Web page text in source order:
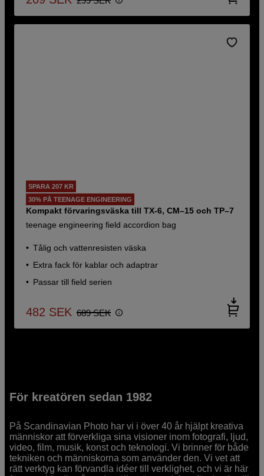
SPARA 207 KR
30% PÅ TEENAGE ENGINEERING
Kompakt förvaringsväska till TX-6, CM–15 och TP–7
teenage engineering field accordion bag
Tålig och vattenresisten väska
Extra fack för kablar och adaptrar
Passar till field serien
482 SEK 689 SEK
För kreatören sedan 1982
På Scandinavian Photo har vi i över 40 år hjälpt kreativa
människor att förverkliga sina visioner inom fotografi, ljud,
video, film, musik, konst och teknologi. Vi brinner för både
tekniken och människorna som använder den. Vi vet att
rätt verktyg kan förvandla idéer till verklighet, och vi är här